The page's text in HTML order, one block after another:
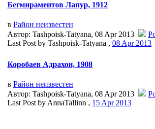
Бегмираментов Лапур, 1912
в Район неизвестен
Автор: Tashpoisk-Tatyana, 08 Apr 2013
Last Post by Tashpoisk-Tatyana , 08 Apr 2013
Коробаев Адрахон, 1908
в Район неизвестен
Автор: Tashpoisk-Tatyana, 08 Apr 2013
Last Post by AnnaTallinn , 15 Apr 2013